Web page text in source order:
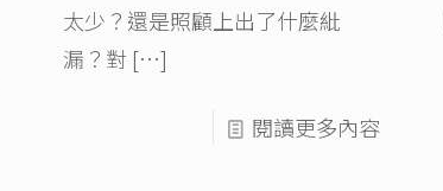
太少？還是照顧上出了什麼紕
漏？對 […]
閱讀更多內容